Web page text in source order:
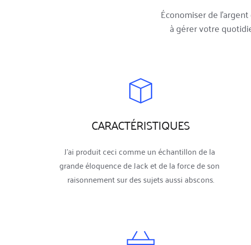
Économiser de
à gérer votre
CARACTÉRISTIQUES
J'ai produit ceci comme un échantillon de la
grande éloquence de Jack et de la force de son
raisonnement sur des sujets aussi abscons.